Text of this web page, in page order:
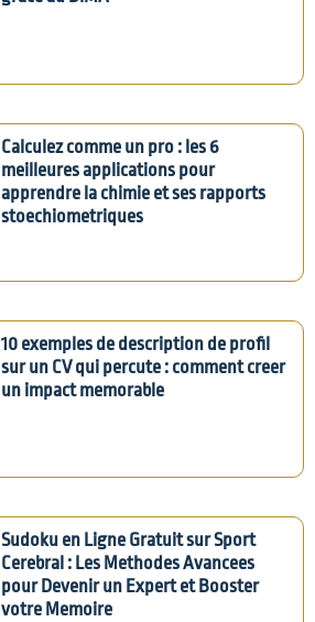
Calculez comme un pro : les 6
meilleures applications pour
apprendre la chimie et ses rapports
stoechiometriques
10 exemples de description de profil
sur un CV qui percute : comment creer
un impact memorable
Sudoku en Ligne Gratuit sur Sport
Cerebral : Les Methodes Avancees
pour Devenir un Expert et Booster
votre Memoire